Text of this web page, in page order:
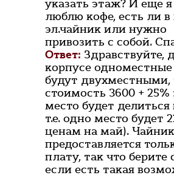
указать этаж? И еще
люблю кофе, есть ли
эл.чайник или нужно
привозить с собой.
Ответ: Здравствуйте,
корпусе
будут двухместными,
стоимость 3600 + 25%
место будет делиться
т.е. одно место будет
ценам на май). Чайник
предоставляется
плату, так что берите
если есть такая